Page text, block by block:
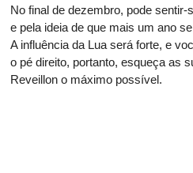
No final de dezembro, pode
e pela ideia de que mais um ano
A influência da Lua será forte, e
o pé direito, portanto, esqueça as
Reveillon o máximo possível.